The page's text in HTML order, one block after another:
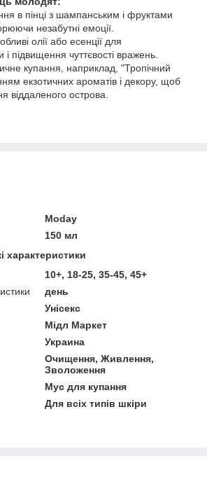
в пінці з шампанським і фруктами
незабутні емоції.
олії або есенції для
і підвищення чуттєвості вражень.
купання, наприклад, "Тропічний
екзотичних ароматів і декору, щоб
віддаленого острова.
Moday
150 мл
характеристики
10+, 18-25, 35-45, 45+
день
Унісекс
Мідл Маркет
Украина
Очищення, Живлення,
Зволоження
Мус для купання
Для всіх типів шкіри